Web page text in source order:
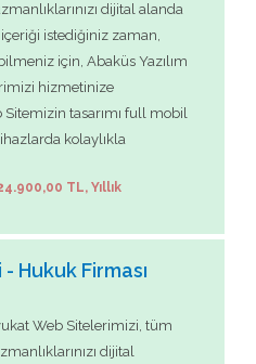
dijital alanda
istediğiniz zaman,
için, Abaküs Yazılım
hizmetinize
Sitemizin tasarımı full mobil
kolaylıkla
TL, Yıllık
Hukuk Firması
Web Sitelerimizi, tüm
dijital